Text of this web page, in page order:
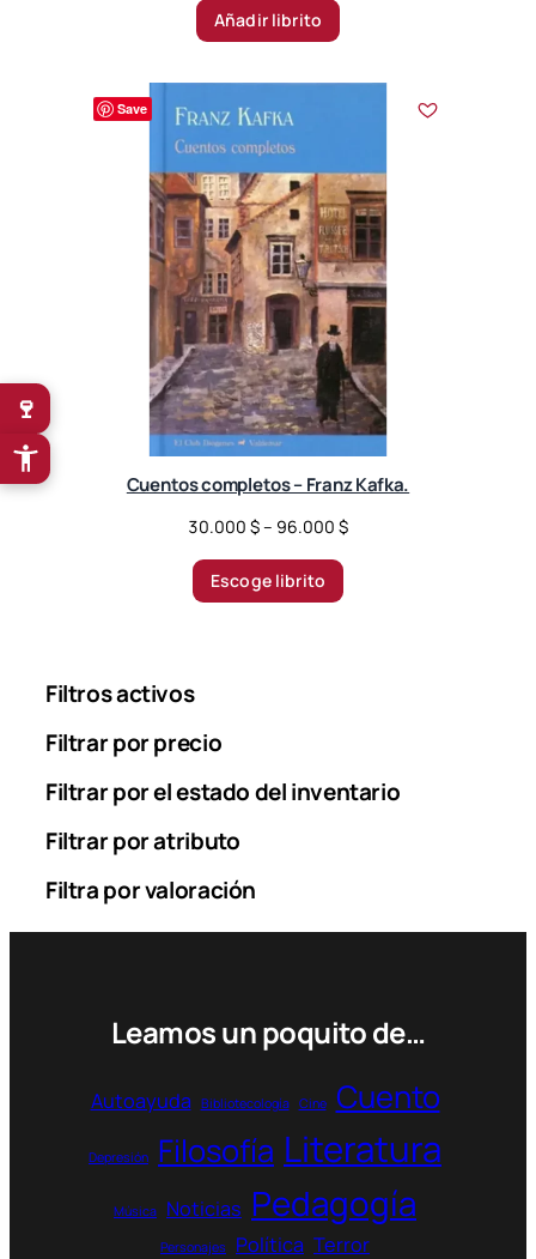
Añadir librito
Save
Cuentos completos – Franz Kafka.
30.000 $– 96.000 $P
:
t
h
o
g
9
6
Escoge librito
Filtros activos
Filtrar por precio
Filtrar por el estado del inventario
Filtrar por atributo
Filtra por valoración
Leamos un poquito de…
Autoayuda Bibliotecología Cine Cuento
Depresión Filosofía Literatura
Música Noticias Pedagogía
Personajes Política Terror
🍷